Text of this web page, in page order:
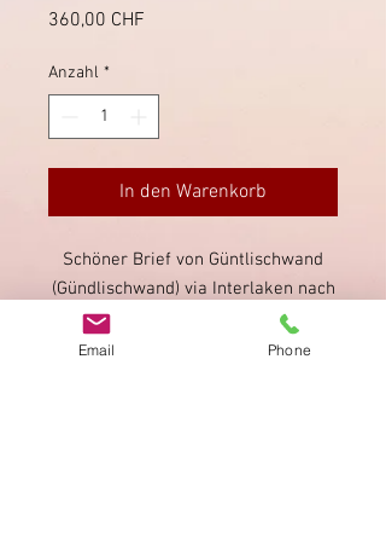
360,00 CHF
Anzahl *
In den Warenkorb
Schöner Brief von Güntlischwand
(Gündlischwand) via Interlaken nach
Thun, mit seltenem Stabstempel von
Güntlischwand, entwertet in
Email Phone